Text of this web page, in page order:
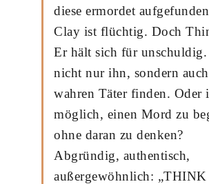
diese ermordet
Clay ist flüchtig. Doch
Er hält sich für unschuldig.
nicht nur ihn, sondern
wahren Täter finden. Oder
möglich, einen Mord zu
ohne daran zu denken?
Abgründig, authentisch,
außergewöhnlich: „THINK